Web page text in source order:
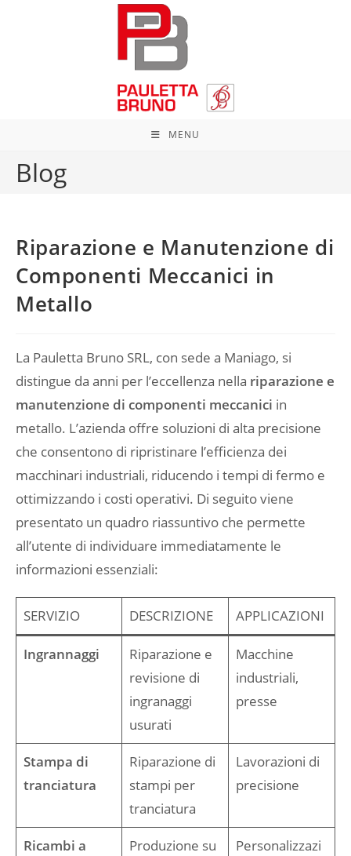
MENU
Blog
Riparazione e Manutenzione di
Componenti Meccanici in
Metallo
La Pauletta Bruno SRL, con sede a Maniago, si
distingue da anni per l’eccellenza nella riparazione e
manutenzione di componenti meccanici in
metallo. L’azienda offre soluzioni di alta precisione
che consentono di ripristinare l’efficienza dei
macchinari industriali, riducendo i tempi di fermo e
ottimizzando i costi operativi. Di seguito viene
presentato un quadro riassuntivo che permette
all’utente di individuare immediatamente le
informazioni essenziali:
SERVIZIO DESCRIZIONE APPLICAZIONI
Ingrannaggi
Riparazione e
revisione di
ingranaggi
usurati
Macchine
industriali,
presse
Stampa di
tranciatura
Riparazione di
stampi per
tranciatura
Lavorazioni di
precisione
Ricambi a
Produzione su
Personalizzazi